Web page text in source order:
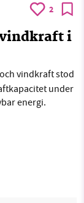
2
i
vindkraft stod
under
energi.